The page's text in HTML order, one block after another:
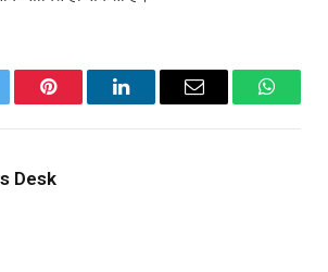
Pinterest LinkedInEmail
Desk